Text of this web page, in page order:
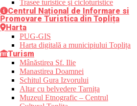
Trasee turistice şi cicloturistice
Centrul Național de Informare si
Promovare Turistica din Toplița
Harta
PUG-GIS
Harta digitală a municipiului Toplița
Turism
Mânăstirea Sf. Ilie
Manastirea Doamnei
Schitul Gura Izvorului
Altar cu belvedere Tarnița
Muzeul Etnografic – Centrul